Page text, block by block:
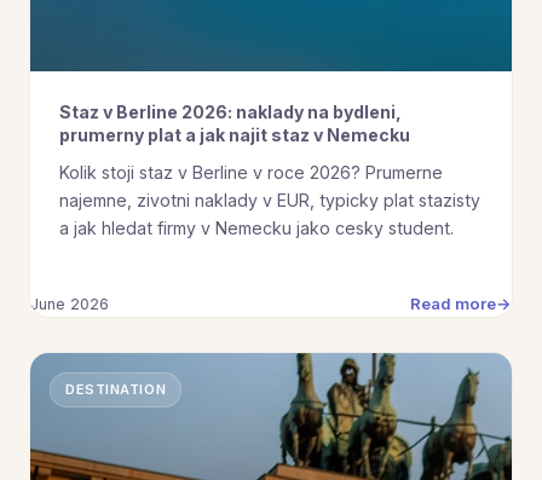
Staz v Berline 2026: naklady na bydleni,
prumerny plat a jak najit staz v Nemecku
Kolik stoji staz v Berline v roce 2026? Prumerne
najemne, zivotni naklady v EUR, typicky plat stazisty
a jak hledat firmy v Nemecku jako cesky student.
June 2026 Read more
DESTINATION